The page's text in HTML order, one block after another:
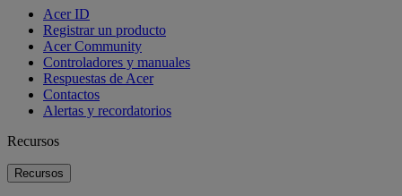
Acer ID
Registrar un producto
Acer Community
Controladores y manuales
Respuestas de Acer
Contactos
Alertas y recordatorios
Recursos
Recursos